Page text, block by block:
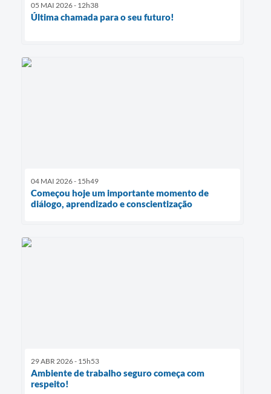
05 MAI 2026 - 12h38
Última chamada para o seu futuro!
04 MAI 2026 - 15h49
Começou hoje um importante momento de
diálogo, aprendizado e conscientização
29 ABR 2026 - 15h53
Ambiente de trabalho seguro começa com
respeito!